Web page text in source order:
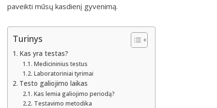
paveikti mūsų kasdienį gyvenimą.
Turinys
Kas yra testas?
Medicininius testus
Laboratoriniai tyrimai
Testo galiojimo laikas
Kas lemia galiojimo periodą?
Testavimo metodika